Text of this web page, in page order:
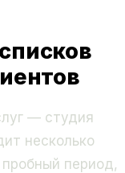
— студия
несколько
пробный период,